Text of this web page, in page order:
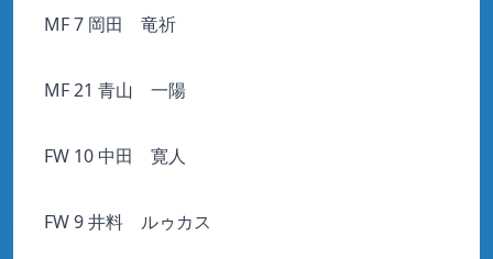
MF 7 岡田 竜祈
MF 21 青山 一陽
FW 10 中田 寛人
FW 9 井料 ルゥカス